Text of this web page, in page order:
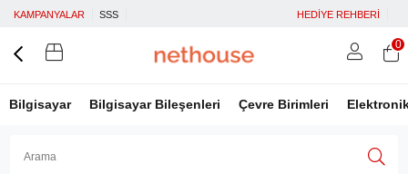
KAMPANYALAR SSS HEDİYE REHBERİ
Bilgisayar Bilgisayar Bileşenleri Çevre Birimleri
0